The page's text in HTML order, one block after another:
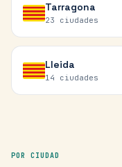
Tarragona
23 ciudades
Lleida
14 ciudades
POR CIUDAD